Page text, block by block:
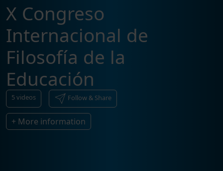
X Congreso
Internacional de
Filosofía de la
Educación
5videos Follow & Share
+ More information